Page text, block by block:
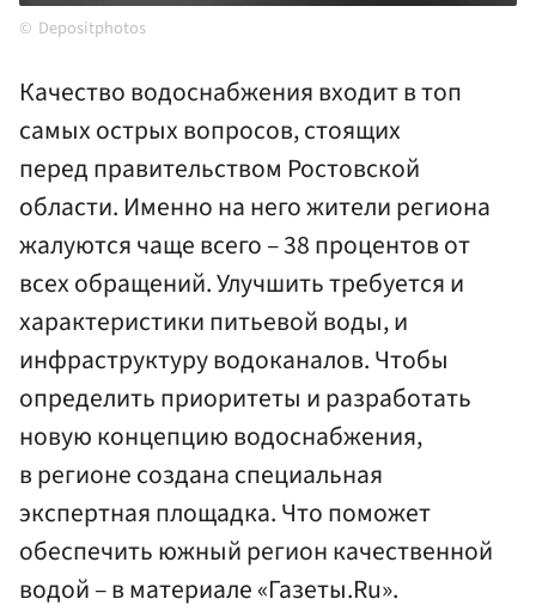
Depositphotos
Качество водоснабжения входит в топ
самых острых вопросов, стоящих
перед правительством Ростовской
области. Именно на него жители региона
жалуются чаще всего – 38 процентов от
всех обращений. Улучшить требуется и
характеристики питьевой воды, и
инфраструктуру водоканалов. Чтобы
определить приоритеты и разработать
новую концепцию водоснабжения,
в регионе создана специальная
экспертная площадка. Что поможет
обеспечить южный регион качественной
водой – в материале «Газеты.Ru».